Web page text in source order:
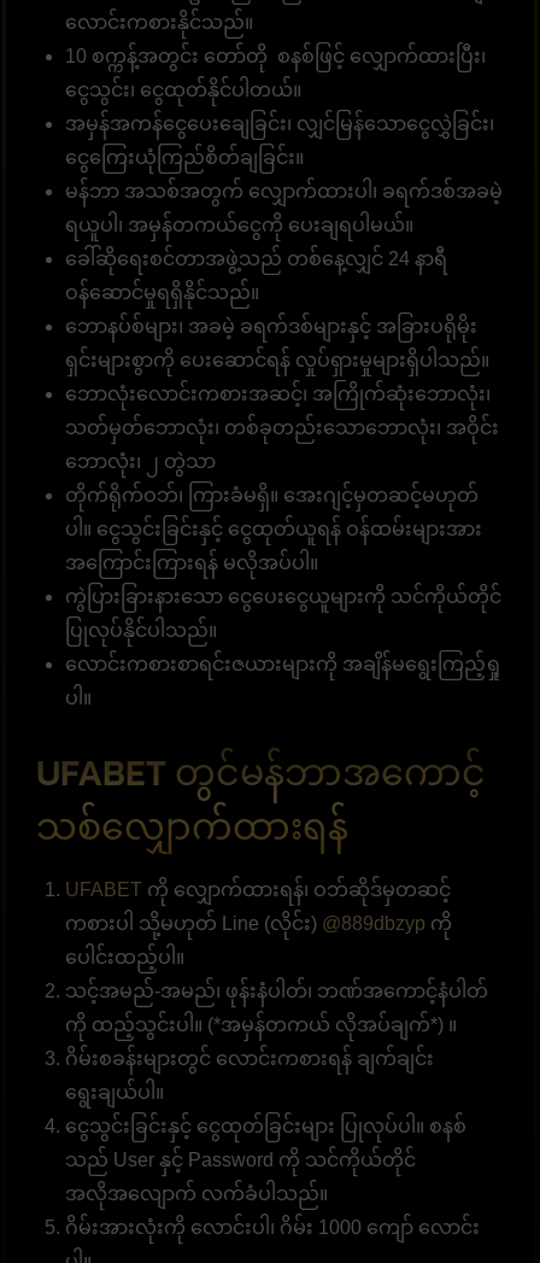
လောင်းကစားနိုင်သည်။
10 စက္ကန့်အတွင်း တော်တို စနစ်ဖြင့် လျှောက်ထားပြီး၊
ငွေသွင်း၊ ငွေထုတ်နိုင်ပါတယ်။
အမှန်အကန်ငွေပေးချေခြင်း၊ လျှင်မြန်သောငွေလွှဲခြင်း၊
ငွေကြေးယုံကြည်စိတ်ချခြင်း။
မန်ဘာ အသစ်အတွက် လျှောက်ထားပါ၊ ခရက်ဒစ်အခမဲ့
ရယူပါ၊ အမှန်တကယ်ငွေကို ပေးချရပါမယ်။
ခေါ်ဆိုရေးစင်တာအဖွဲ့သည် တစ်နေ့လျှင် 24 နာရီ
ဝန်ဆောင်မှုရရှိနိုင်သည်။
ဘောနပ်စ်များ၊ အခမဲ့ ခရက်ဒစ်များနှင့် အခြားပရိုမိုး
ရှင်းများစွာကို ပေးဆောင်ရန် လှုပ်ရှားမှုများရှိပါသည်။
ဘောလုံးလောင်းကစားအဆင့်၊ အကြိုက်ဆုံးဘောလုံး၊
သတ်မှတ်ဘောလုံး၊ တစ်ခုတည်းသောဘောလုံး၊ အဝိုင်း
ဘောလုံး၊ ၂ တွဲသာ
တိုက်ရိုက်ဝဘ်၊ ကြားခံမရှိ။ အေးဂျင့်မှတဆင့်မဟုတ်
ပါ။ ငွေသွင်းခြင်းနှင့် ငွေထုတ်ယူရန် ဝန်ထမ်းများအား
အကြောင်းကြားရန် မလိုအပ်ပါ။
ကွဲပြားခြားနားသော ငွေပေးငွေယူများကို သင်ကိုယ်တိုင်
ပြုလုပ်နိုင်ပါသည်။
လောင်းကစားစာရင်းဇယားများကို အချိန်မရွေးကြည့်ရှု
ပါ။
UFABET တွင်မန်ဘာအကောင့်
သစ်လျှောက်ထားရန်
UFABET ကို လျှောက်ထားရန်၊ ဝဘ်ဆိုဒ်မှတဆင့်
ကစားပါ သို့မဟုတ် Line (လိုင်း) @889dbzyp ကို
ပေါင်းထည့်ပါ။
သင့်အမည်-အမည်၊ ဖုန်းနံပါတ်၊ ဘဏ်အကောင့်နံပါတ်
ကို ထည့်သွင်းပါ။ (*အမှန်တကယ် လိုအပ်ချက်*) ။
ဂိမ်းစခန်းများတွင် လောင်းကစားရန် ချက်ချင်း
ရွေးချယ်ပါ။
ငွေသွင်းခြင်းနှင့် ငွေထုတ်ခြင်းများ ပြုလုပ်ပါ။ စနစ်
သည် User နှင့် Password ကို သင်ကိုယ်တိုင်
အလိုအလျောက် လက်ခံပါသည်။
ဂိမ်းအားလုံးကို လောင်းပါ၊ ဂိမ်း 1000 ကျော် လောင်း